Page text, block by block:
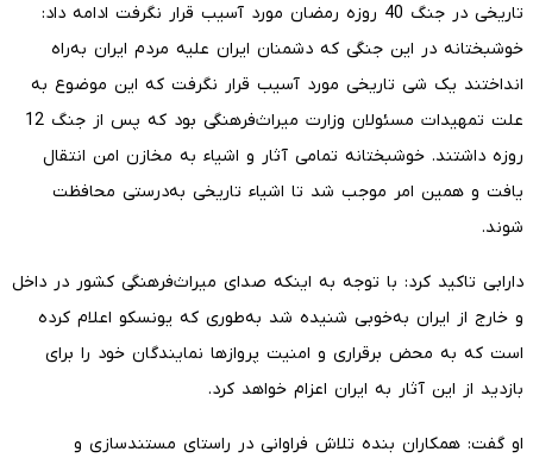
تاریخی در جنگ 40 روزه رمضان مورد آسیب قرار نگرفت ادامه داد:
خوشبختانه در این جنگی که دشمنان ایران علیه مردم ایران به‌راه
انداختند یک شی تاریخی مورد آسیب قرار نگرفت که این موضوع به
علت تمهیدات مسئولان وزارت میراث‌فرهنگی بود که پس از جنگ 12
روزه داشتند. خوشبختانه تمامی آثار و اشیاء به مخازن امن انتقال
یافت و همین امر موجب شد تا اشیاء تاریخی به‌درستی محافظت
شوند.
دارابی تاکید کرد: با توجه به اینکه صدای میراث‌فرهنگی کشور در داخل
و خارج از ایران به‌خوبی شنیده شد به‌طوری که یونسکو اعلام کرده
است که به محض برقراری و امنیت پروازها نمایندگان خود را برای
بازدید از این آثار به ایران اعزام خواهد کرد.
او گفت: همکاران بنده تلاش فراوانی در راستای مستندسازی و